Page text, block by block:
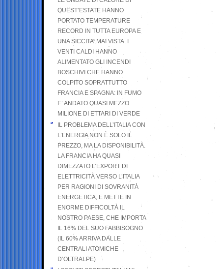
QUEST’ESTATE HANNO
PORTATO TEMPERATURE
RECORD IN TUTTA EUROPA E
UNA SICCITA’ MAI VISTA. I
VENTI CALDI HANNO
ALIMENTATO GLI INCENDI
BOSCHIVI CHE HANNO
COLPITO SOPRATTUTTO
FRANCIA E SPAGNA: IN FUMO
E’ ANDATO QUASI MEZZO
MILIONE DI ETTARI DI VERDE
IL PROBLEMA DELL’ITALIA CON
L’ENERGIA NON È SOLO IL
PREZZO, MA LA DISPONIBILITÀ.
LA FRANCIA HA QUASI
DIMEZZATO L’EXPORT DI
ELETTRICITÀ VERSO L’ITALIA
PER RAGIONI DI SOVRANITÀ
ENERGETICA, E METTE IN
ENORME DIFFICOLTÀ IL
NOSTRO PAESE, CHE IMPORTA
IL 16% DEL SUO FABBISOGNO
(IL 60% ARRIVA DALLE
CENTRALI ATOMICHE
D’OLTRALPE)